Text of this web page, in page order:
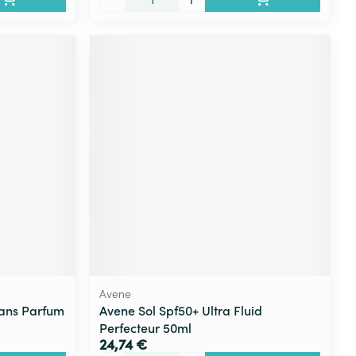
Parfum
Avene
Avene Sol Spf50+ Ultra Fluid
Perfecteur 50ml
24,74 €